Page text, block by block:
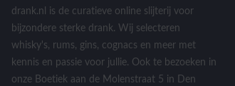
drank.nl is de curatieve online slijterij voor
bijzondere sterke drank. Wij selecteren
whisky's, rums, gins, cognacs en meer met
kennis en passie voor jullie. Ook te bezoeken in
onze Boetiek aan de Molenstraat 5 in Den